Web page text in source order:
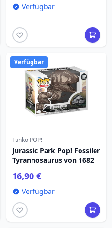
Verfügbar
Verfügbar
Funko POP!
Jurassic Park Pop! Fossiler
Tyrannosaurus von 1682
16,90 €
Verfügbar